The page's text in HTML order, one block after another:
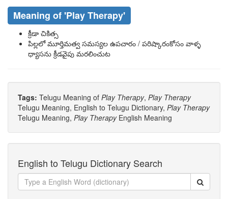
Meaning of 'play Therapy'
క్రీడా చికిత్స
పిల్లలో మూర్తిమత్వ సమస్యల ఉపచారం / పరిష్కారంకోసం వాళ్ళ
ధ్యాసను క్రీడవైపు మరలించుట
Tags: Telugu Meaning of Play Therapy, Play Therapy
Telugu Meaning, English to Telugu Dictionary, Play Therapy
Telugu Meaning, Play TherapyEnglish Meaning
English to Telugu Dictionary Search